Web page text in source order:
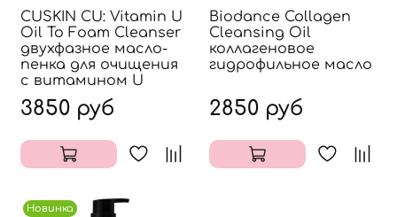
CUSKIN CU: Vitamin U
Oil To Foam Cleanser
двухфазное масло-
пенка для очищения
с витамином U
3850 руб
Biodance Collagen
Cleansing Oil
коллагеновое
гидрофильное масло
2850 руб
Новинка